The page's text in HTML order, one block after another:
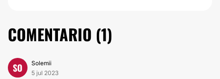
COMENTARIO (1)
SO
Solemii
5 jul 2023